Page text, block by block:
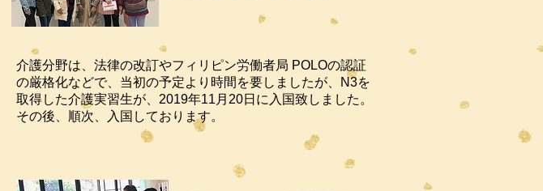
介護分野は、法律の改訂やフィリピン労働者局 POLOの認証
の厳格化などで、当初の予定より時間を要しましたが、N3を
取得した介護実習生が、2019年11月20日に入国致しました。
その後、順次、入国しております。